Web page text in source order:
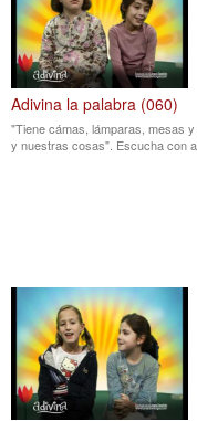
Adivina la palabra (060)
"Tiene cámas, lámparas, mesas
y nuestras cosas". Escucha con